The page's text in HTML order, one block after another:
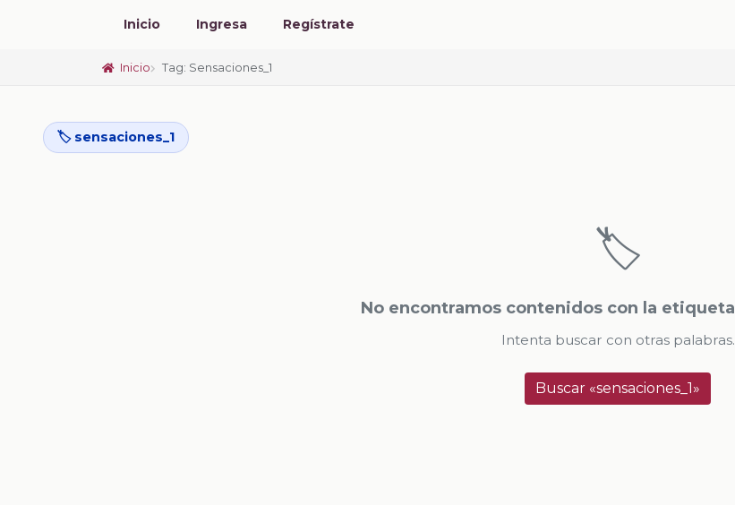
Inicio Ingresa Regístrate
Inicio Tag: Sensaciones_1
🏷️ sensaciones_1
🏷️
No encontramos contenidos con la etiqueta
Intenta buscar con otras palabras.
Buscar «sensaciones_1»